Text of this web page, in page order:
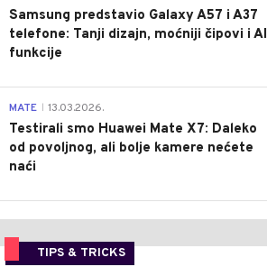
Samsung predstavio Galaxy A57 i A37
telefone: Tanji dizajn, moćniji čipovi i AI
funkcije
MATE 13.03.2026.
Testirali smo Huawei Mate X7: Daleko
od povoljnog, ali bolje kamere nećete
naći
TIPS & TRICKS